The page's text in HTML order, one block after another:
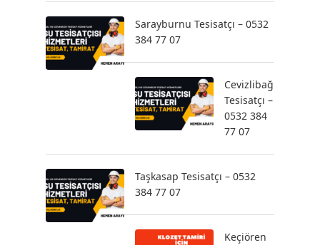
Sarayburnu Tesisatçı – 0532
384 77 07
Cevizlibağ
Tesisatçı –
0532 384
77 07
Taşkasap Tesisatçı – 0532
384 77 07
Keçiören